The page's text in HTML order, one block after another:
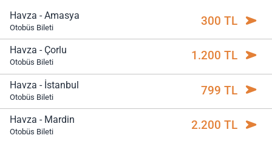
Havza - Amasya
Otobüs Bileti 300 TL
Havza - Çorlu
Otobüs Bileti 1.200 TL
Havza - İstanbul
Otobüs Bileti 799 TL
Havza - Mardin
Otobüs Bileti 2.200 TL